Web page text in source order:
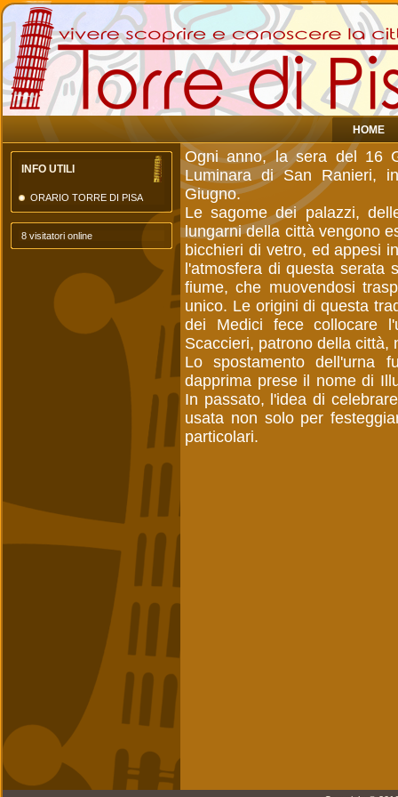
HOME
INFO UTILI
ORARIO TORRE DI PISA
8 visitatori online
Ogni anno, la sera del 16
Luminara di San Ranieri,
Giugno.
Le sagome dei palazzi,
lungarni della città vengono
bicchieri di vetro, ed appesi
l'atmosfera di questa serata
fiume, che muovendosi
unico. Le origini di questa
dei Medici fece collocare
Scaccieri, patrono della città,
Lo spostamento dell'urna
dapprima prese il nome di
In passato, l'idea di
usata non solo per
particolari.